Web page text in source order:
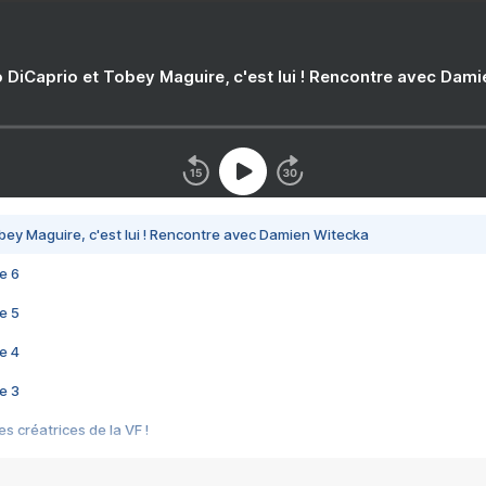
DiCaprio et Tobey Maguire, c'est lui ! Rencontre avec
Maguire, c'est lui ! Rencontre avec Damien Witecka
6
5
4
3
créatrices de la VF !